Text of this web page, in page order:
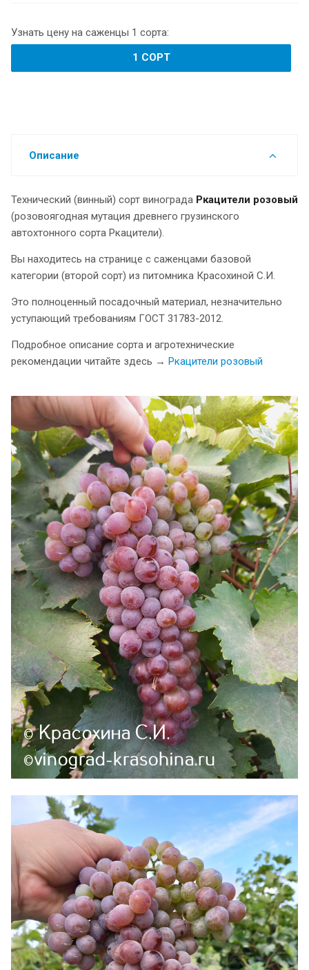
Узнать цену на саженцы 1 сорта:
1 СОРТ
Описание
Технический (винный) сорт винограда Ркацители розовый
(розовоягодная мутация древнего грузинского
автохтонного сорта Ркацители).
Вы находитесь на странице с саженцами базовой
категории (второй сорт) из питомника Красохиной С.И.
Это полноценный посадочный материал, незначительно
уступающий требованиям ГОСТ 31783-2012.
Подробное описание сорта и агротехнические
рекомендации читайте здесь → Ркацители розовый